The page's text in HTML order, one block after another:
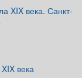
XIX века. Санкт-
века